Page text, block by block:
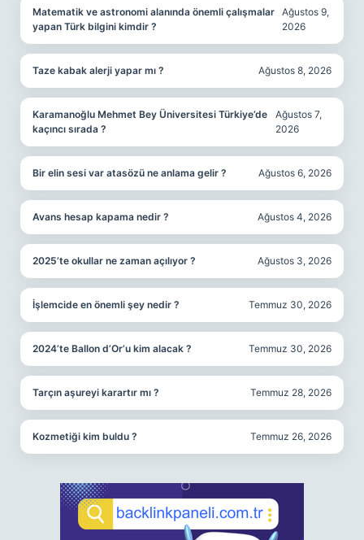
Matematik ve astronomi alanında önemli çalışmalar
yapan Türk bilgini kimdir ?
Ağustos 9,
2026
Taze kabak alerji yapar mı ? Ağustos 8, 2026
Karamanoğlu Mehmet Bey Üniversitesi Türkiye’de
kaçıncı sırada ?
Ağustos 7,
2026
Bir elin sesi var atasözü ne anlama gelir ? Ağustos 6, 2026
Avans hesap kapama nedir ? Ağustos 4, 2026
2025’te okullar ne zaman açılıyor ? Ağustos 3, 2026
İşlemcide en önemli şey nedir ? Temmuz 30, 2026
2024’te Ballon d’Or’u kim alacak ? Temmuz 30, 2026
Tarçın aşureyi karartır mı ? Temmuz 28, 2026
Kozmetiği kim buldu ? Temmuz 26, 2026